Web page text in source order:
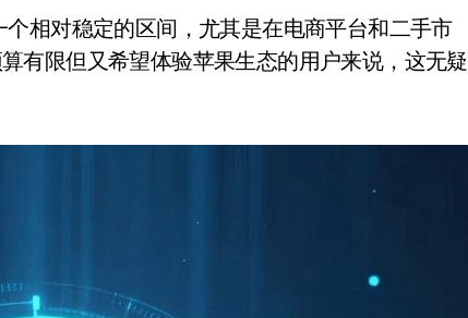
相对稳定的区间，尤其是在电商平台和二手市
有限但又希望体验苹果生态的用户来说，这无疑